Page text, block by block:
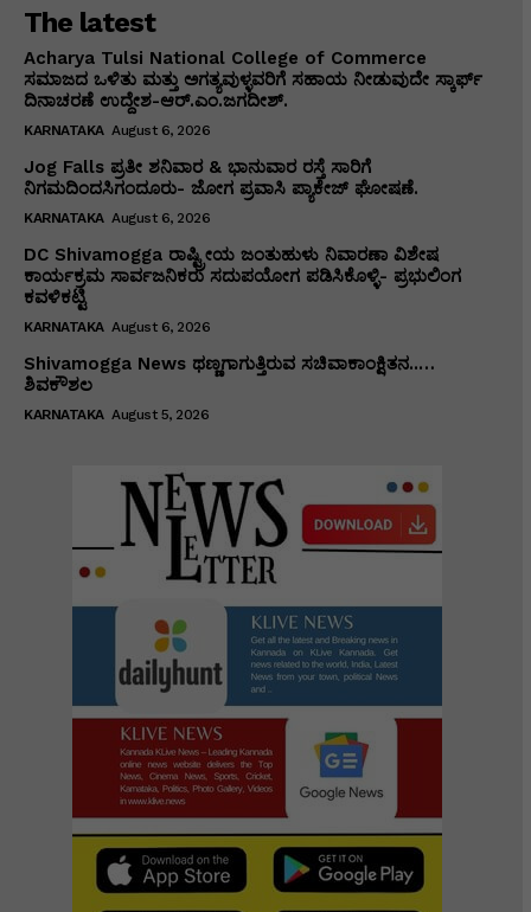
The latest
Acharya Tulsi National College of Commerce
ಸಮಾಜದ ಒಳಿತು ಮತ್ತು ಅಗತ್ಯವುಳ್ಳವರಿಗೆ ಸಹಾಯ ನೀಡುವುದೇ ಸ್ಕಾರ್ಫ್
ದಿನಾಚರಣೆ ಉದ್ದೇಶ-ಆರ್.ಎಂ.ಜಗದೀಶ್.
KARNATAKA August 6, 2026
Jog Falls ಪ್ರತೀ ಶನಿವಾರ & ಭಾನುವಾರ ರಸ್ತೆ ಸಾರಿಗೆ
ನಿಗಮದಿಂದಸಿಗಂದೂರು- ಜೋಗ ಪ್ರವಾಸಿ ಪ್ಯಾಕೇಜ್ ಘೋಷಣೆ.
KARNATAKA August 6, 2026
DC Shivamogga ರಾಷ್ಟ್ರೀಯ ಜಂತುಹುಳು ನಿವಾರಣಾ ವಿಶೇಷ
ಕಾರ್ಯಕ್ರಮ ಸಾರ್ವಜನಿಕರು ಸದುಪಯೋಗ ಪಡಿಸಿಕೊಳ್ಳಿ- ಪ್ರಭುಲಿಂಗ
ಕವಳಿಕಟ್ಟಿ
KARNATAKA August 6, 2026
Shivamogga News ಥಣ್ಣಗಾಗುತ್ತಿರುವ ಸಚಿವಾಕಾಂಕ್ಷಿತನ..…
ಶಿವಕೌಶಲ
KARNATAKA August 5, 2026